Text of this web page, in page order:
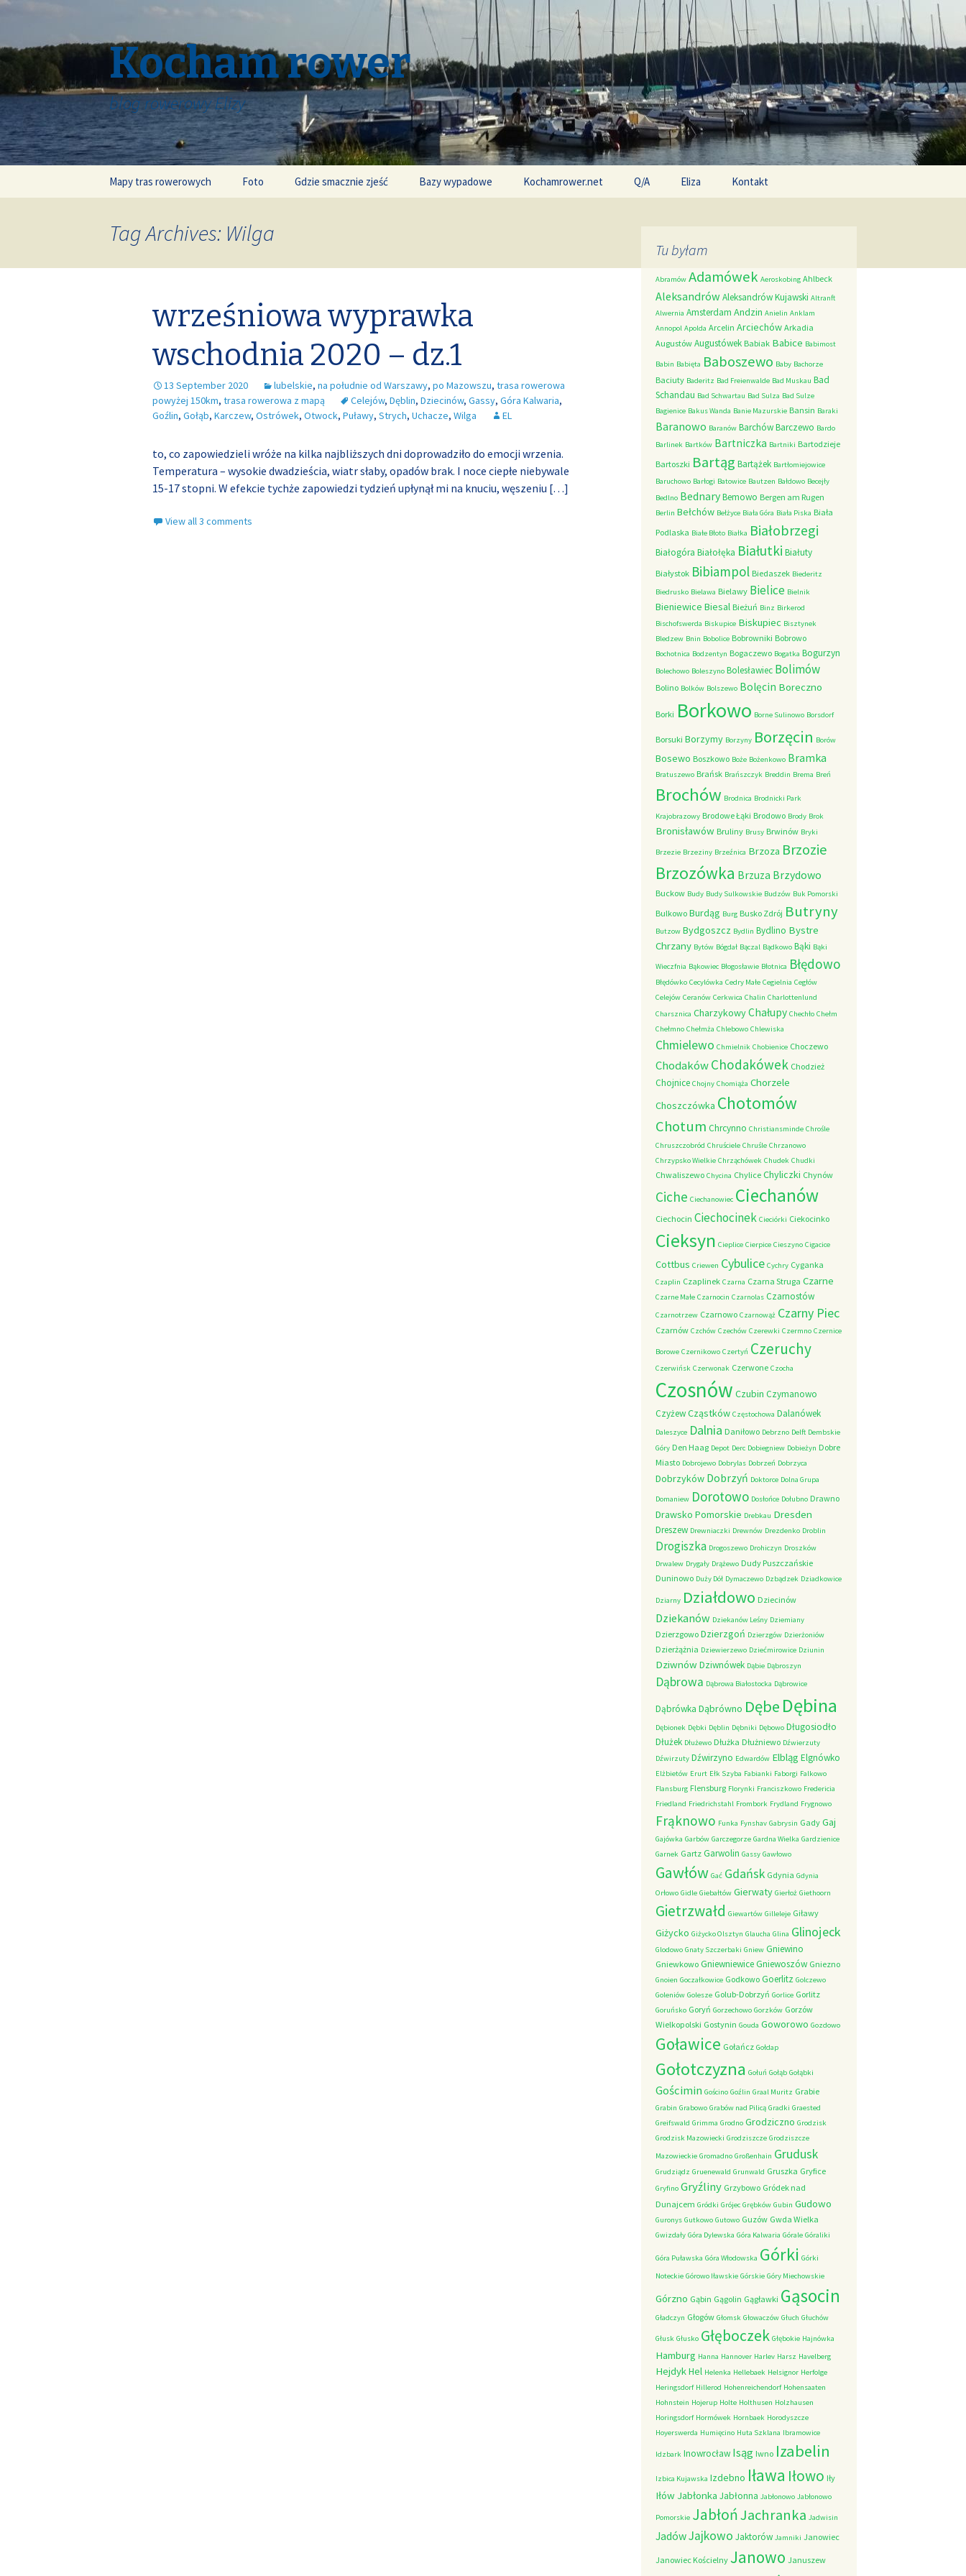
Kocham rower
blog rowerowy Elizy
Mapy tras rowerowych Foto Gdzie smacznie zjeść Bazy wypadowe Kochamrower.net Q/A Eliza Kontakt
Tag Archives: Wilga
wrześniowa wyprawka
wschodnia 2020 – dz.1
13 September 2020 lubelskie, na południe od Warszawy, po Mazowszu, trasa rowerowa
powyżej 150km, trasa rowerowa z mapą Celejów, Dęblin, Dziecinów, Gassy, Góra Kalwaria,
Goźlin, Gołąb, Karczew, Ostrówek, Otwock, Puławy, Strych, Uchacze, Wilga EL
to, co zapowiedzieli wróże na kilka najbliższych dni doprowadziło do emocji wrzenia.
Temperatura – wysokie dwadzieścia, wiatr słaby, opadów brak. I noce ciepłe niebywale
15-17 stopni. W efekcie tychże zapowiedzi tydzień upłynął mi na knuciu, węszeniu […]
View all 3 comments
Tu byłam
Abramów Adamówek Aeroskobing Ahlbeck
AleksandrówAleksandrów Kujawski Altranft
Alwernia Amsterdam Andzin Anielin Anklam
Annopol Apolda Arcelin Arciechów Arkadia
Augustów Augustówek Babiak Babice Babimost
Babin Babięta Baboszewo Baby Bachorze
Baciuty Baderitz Bad Freienwalde Bad Muskau Bad
Schandau Bad Schwartau Bad Sulza Bad Sulze
Bagienice Bakus Wanda Banie Mazurskie Bansin Baraki
Baranowo Baranów BarchówBarczewo Bardo
Barlinek Bartków Bartniczka Bartniki Bartodzieje
Bartoszki Bartąg Bartążek Bartłomiejowice
Baruchowo Barłogi Batowice Bautzen Bałdowo Becejły
Bedlno BednaryBemowo Bergen am Rugen
Berlin Bełchów Bełżyce Biała Góra Biała Piska Biała
Podlaska Białe Błoto Białka Białobrzegi
Białogóra Białołęka Białutki Białuty
Białystok Bibiampol Biedaszek Biederitz
Biedrusko Bielawa Bielawy Bielice Bielnik
Bieniewice Biesal Bieżuń Binz Birkerod
Bischofswerda Biskupice Biskupiec Bisztynek
Bledzew Bnin Bobolice Bobrowniki Bobrowo
Bochotnica Bodzentyn Bogaczewo Bogatka Bogurzyn
Bolechowo Boleszyno Bolesławiec Bolimów
Bolino Bolków Bolszewo Bolęcin Boreczno
Borki Borkowo Borne Sulinowo Borsdorf
Borsuki Borzymy Borzyny Borzęcin Borów
Bosewo Boszkowo Boże Bożenkowo Bramka
Bratuszewo Brańsk Brańszczyk Breddin Brema Breń
Brochów Brodnica Brodnicki Park
Krajobrazowy Brodowe Łąki Brodowo Brody Brok
Bronisławów Bruliny Brusy Brwinów Bryki
Brzezie Brzeziny Brzeźnica Brzoza Brzozie
Brzozówka Brzuza Brzydowo
Buckow Budy Budy Sulkowskie Budzów Buk Pomorski
Bulkowo Burdąg Burg Busko Zdrój Butryny
Butzow Bydgoszcz Bydlin Bydlino Bystre
Chrzany Bytów Bógdał Bączal Bądkowo Bąki Bąki
Wieczfnia Bąkowiec Błogosławie Błotnica Błędowo
Błędówko Cecylówka Cedry Małe Cegielnia Cegłów
Celejów Ceranów Cerkwica Chalin Charlottenlund
Charsznica CharzykowyChałupy Chechło Chełm
Chełmno Chełmża Chlebowo Chlewiska
Chmielewo Chmielnik Chobienice Choczewo
ChodakówChodakówek Chodzież
Chojnice Chojny Chomiąża Chorzele
Choszczówka Chotomów
Chotum Chrcynno Christiansminde Chrośle
Chruszczobród Chruściele Chruśle Chrzanowo
Chrzypsko Wielkie Chrząchówek Chudek Chudki
Chwaliszewo Chycina Chylice Chyliczki Chynów
Ciche Ciechanowiec Ciechanów
Ciechocin Ciechocinek Cieciórki Ciekocinko
Cieksyn Cieplice Cierpice Cieszyno Cigacice
Cottbus Criewen Cybulice Cychry Cyganka
Czaplin Czaplinek Czarna Czarna Struga Czarne
Czarne Małe Czarnocin Czarnolas Czarnostów
Czarnotrzew Czarnowo Czarnowąż Czarny Piec
Czarnów Czchów Czechów Czerewki Czermno Czernice
Borowe Czernikowo Czertyń Czeruchy
Czerwińsk Czerwonak Czerwone Czocha
Czosnów Czubin Czymanowo
CzyżewCząstków Częstochowa Dalanówek
Daleszyce Dalnia Daniłowo Debrzno Delft Dembskie
Góry Den Haag Depot Derc Dobiegniew Dobieżyn Dobre
Miasto Dobrojewo Dobrylas Dobrzeń Dobrzyca
Dobrzyków Dobrzyń Doktorce Dolna Grupa
Domaniew Dorotowo Dosłońce Dołubno Drawno
Drawsko Pomorskie Drebkau Dresden
Dreszew Drewniaczki Drewnów Drezdenko Droblin
Drogiszka Drogoszewo Drohiczyn Droszków
Drwalew Drygały Drążewo Dudy Puszczańskie
Duninowo Duży Dół Dymaczewo Dzbądzek Dziadkowice
Dziarny Działdowo Dziecinów
Dziekanów Dziekanów Leśny Dziemiany
Dzierzgowo Dzierzgoń Dzierzgów Dzierżoniów
Dzierżążnia Dziewierzewo Dziećmirowice Dziunin
DziwnówDziwnówek Dąbie Dąbroszyn
Dąbrowa Dąbrowa Białostocka Dąbrowice
Dąbrówka Dąbrówno Dębe Dębina
Dębionek Dębki Dęblin Dębniki Dębowo Długosiodło
Dłużek Dłużewo Dłużka Dłużniewo Dźwierzuty
Dźwirzuty Dźwirzyno Edwardów Elbląg Elgnówko
Elżbietów Erurt Ełk Szyba Fabianki Faborgi Falkowo
Flansburg Flensburg Florynki Franciszkowo Fredericia
Friedland Friedrichstahl Frombork Frydland Frygnowo
Frąknowo Funka Fynshav Gabrysin Gady Gaj
Gajówka Garbów Garczegorze Gardna Wielka Gardzienice
Garnek Gartz Garwolin Gassy Gawłowo
Gawłów Gać Gdańsk Gdynia Gdynia
Orłowo Gidle Giebałtów Gierwaty Gierłoż Giethoorn
Gietrzwałd Giewartów Gilleleje Giławy
Giżycko Giżycko Olsztyn Glaucha Glina Glinojeck
Glodowo Gnaty Szczerbaki Gniew Gniewino
Gniewkowo GniewniewiceGniewoszów Gniezno
Gnoien Goczałkowice Godkowo Goerlitz Golczewo
Goleniów Golesze Golub-Dobrzyń Gorlice Gorlitz
Goruńsko Goryń Gorzechowo Gorzków Gorzów
Wielkopolski Gostynin Gouda Goworowo Gozdowo
Goławice Gołańcz Gołdap
Gołotczyzna Gołuń Gołąb Gołąbki
Gościmin Gościno Goźlin Graal Muritz Grabie
Grabin Grabowo Grabów nad Pilicą Gradki Graested
Greifswald Grimma Grodno Grodziczno Grodzisk
Grodzisk Mazowiecki Grodziszcze Grodziszcze
Mazowieckie Gromadno Großenhain Grudusk
Grudziądz Gruenewald Grunwald Gruszka Gryfice
Gryfino Gryźliny Grzybowo Gródek nad
Dunajcem Gródki Grójec Grębków Gubin Gudowo
Guronys Gutkowo Gutowo Guzów Gwda Wielka
Gwizdały Góra Dylewska Góra Kalwaria Górale Góraliki
Góra Puławska Góra Włodowska Górki Górki
Noteckie Górowo Iławskie Górskie Góry Miechowskie
Górzno Gąbin Gągolin Gągławki Gąsocin
Gładczyn Głogów Głomsk Głowaczów Głuch Głuchów
Głusk Głusko Głęboczek Głębokie Hajnówka
Hamburg Hanna Hannover Harlev Harsz Havelberg
HejdykHel Helenka Hellebaek Helsignor Herfolge
Heringsdorf Hillerod Hohenreichendorf Hohensaaten
Hohnstein Hojerup Holte Holthusen Holzhausen
Horingsdorf Hormówek Hornbaek Horodyszcze
Hoyerswerda Humięcino Huta Szklana Ibramowice
Idzbark Inowrocław Isąg Iwno Izabelin
Izbica Kujawska Izdebno Iława Iłowo Iły
Iłów Jabłonka Jabłonna Jabłonowo Jabłonowo
Pomorskie JabłońJachranka Jadwisin
JadówJajkowo Jaktorów Jamniki Janowiec
Janowiec Kościelny Janowo Januszew